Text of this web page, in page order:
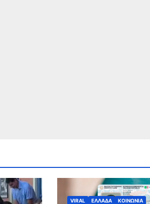
VIRAL ΕΛΛΑΔΑ ΚΟΙΝΩΝΙΑ